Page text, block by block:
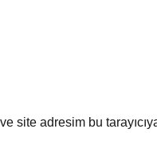
site adresim bu